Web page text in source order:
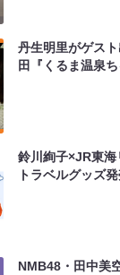
丹生明里がゲス
田『くるま温泉
鈴川絢子×JR東
トラベルグッズ
NMB48・田中美